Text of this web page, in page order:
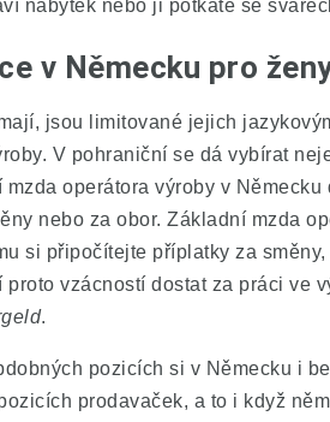
nábytek nebo ji potkáte se
v Německu pro
jsou limitované jejich
V pohraniční se dá vybírat
operátora výroby v
nebo za obor. Základní mzda
si připočítejte příplatky za
vzácností dostat za práci
.
pozicích si v Německu i
prodavaček, a to i když